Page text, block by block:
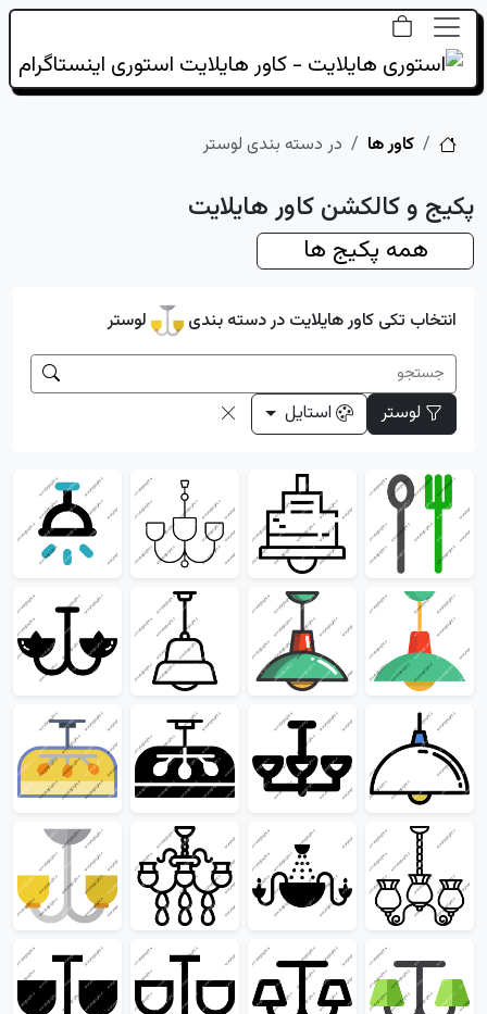
خانهکاور ها در دسته بندی لوستر
پکیج و کالکشن کاور هایلایت
همه پکیج ها
انتخاب تکی کاور هایلایت در دسته بندی لوستر